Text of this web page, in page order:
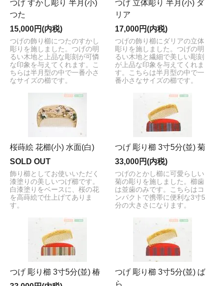
つげ すかし彫り 半月(小)
つた
15,000円(内税)
つげの飾り櫛につたのすかし
彫りを施しました。つげの明
るい木地と上品な彫刻が可憐
な印象を与えてくれます。こ
ちらは半月型の中で一番小さ
なサイズの櫛です。
つげ 立体彫り 半月(小) ダ
リア
17,000円(内税)
つげの飾り櫛にダリアの立体
彫りを施しました。つげの明
るい木地と繊細で美しい彫刻
が上品な印象を与えてくれま
す。こちらは半月型の中で一
番小さなサイズの櫛です。
桜蒔絵 花櫛(小) 水面(白)
SOLD OUT
飾り櫛としてお使いいただく
漆塗りの美しいつげ櫛です。
白漆塗りをベースに、桜の花
を高蒔絵で仕上げてありま
す。
つげ 彫り櫛 3寸5分(並) 菊
33,000円(内税)
つげのとかし櫛に可愛らしい
菊の彫りを施しました。櫛歯
は並歯のみです。こちらはコ
ンパクトで携帯に便利な3寸5
分の大きさになります。
つげ 彫り櫛 3寸5分(並) 椿
つげ 彫り櫛 3寸5分(並) ば
ら